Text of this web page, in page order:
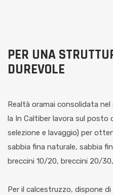
PER UNA
DUREVOLE
Realtà oramai consolidata
la In Caltiber lavora sul posto
selezione e lavaggio) per
sabbia fina naturale, sabbia
breccini 10/20, breccini 20/
Per il calcestruzzo, dispone